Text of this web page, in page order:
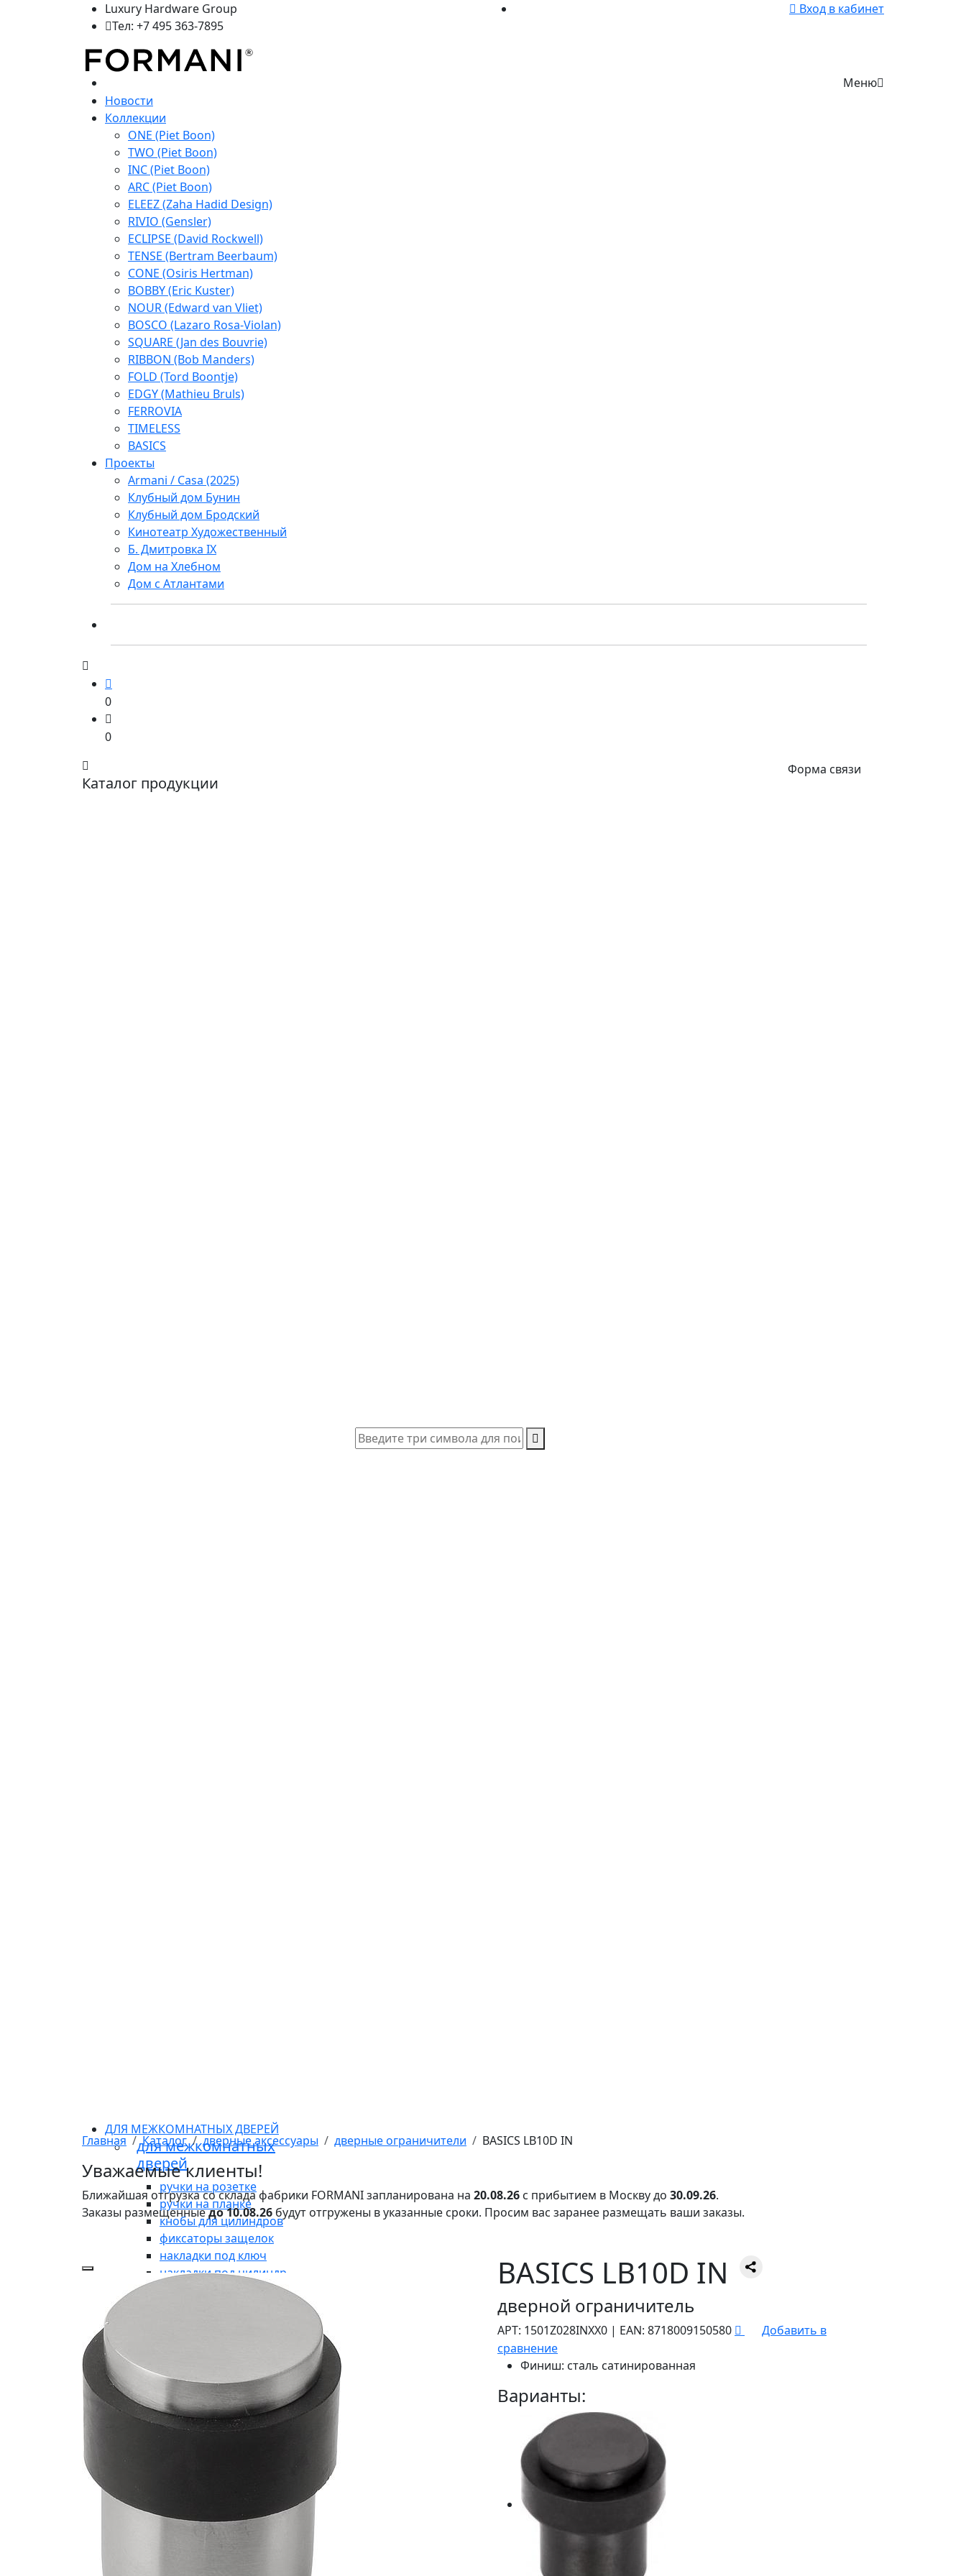
Luxury Hardware Group
Тел: +7 495 363-7895
Вход в кабинет
Меню
Новости
Коллекции
ONE (Piet Boon)
TWO (Piet Boon)
INC (Piet Boon)
ARC (Piet Boon)
ELEEZ (Zaha Hadid Design)
RIVIO (Gensler)
ECLIPSE (David Rockwell)
TENSE (Bertram Beerbaum)
CONE (Osiris Hertman)
BOBBY (Eric Kuster)
NOUR (Edward van Vliet)
BOSCO (Lazaro Rosa-Violan)
SQUARE (Jan des Bouvrie)
RIBBON (Bob Manders)
FOLD (Tord Boontje)
EDGY (Mathieu Bruls)
FERROVIA
TIMELESS
BASICS
Проекты
Armani / Casa (2025)
Клубный дом Бунин
Клубный дом Бродский
Кинотеатр Художественный
Б. Дмитровка IX
Дом на Хлебном
Дом с Атлантами
0
0
Каталог продукции
ДЛЯ МЕЖКОМНАТНЫХ ДВЕРЕЙ
для межкомнатных
дверей
ручки на розетке
ручки на планке
кнобы для цилиндров
фиксаторы защелок
накладки под ключ
накладки под цилиндр
ДЛЯ ВХОДНЫХ ГРУПП
рукоятки без розетки
броне-накладки
броне-пластина
кнопки дверного звонка
символы
ОКОННАЯ ФУРНИТУРА
Форма связи
Главная Каталог дверные аксессуары дверные ограничители BASICS LB10D IN
Уважаемые клиенты!
Ближайшая отгрузка со склада фабрики FORMANI запланирована на 20.08.26 с прибытием в Москву до 30.09.26.
Заказы размещенныедо 10.08.26 будут отгружены в указанные сроки. Просим вас заранее размещать ваши заказы.
BASICS LB10D IN
дверной ограничитель
АРТ: 1501Z028INXX0 | EAN: 8718009150580
Добавить в
сравнение
Финиш: сталь сатинированная
Варианты: